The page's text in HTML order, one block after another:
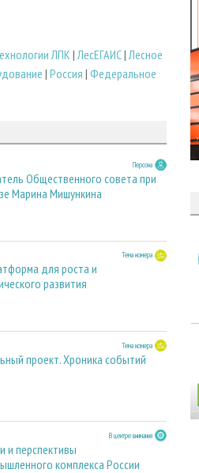
ЛПК|ЛесЕГАИС|Лесное
| Россия | Федеральное
Персона
Общественного совета при
Марина Мишункина
Тема номера
для роста и
развития
Тема номера
проект. Хроника событий
В центре внимания
и перспективы
комплекса России